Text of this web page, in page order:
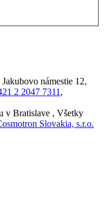
Jakubovo námestie 12,
2 2047 7311 ,
v Bratislave , Všetky
Slovakia, s.r.o.